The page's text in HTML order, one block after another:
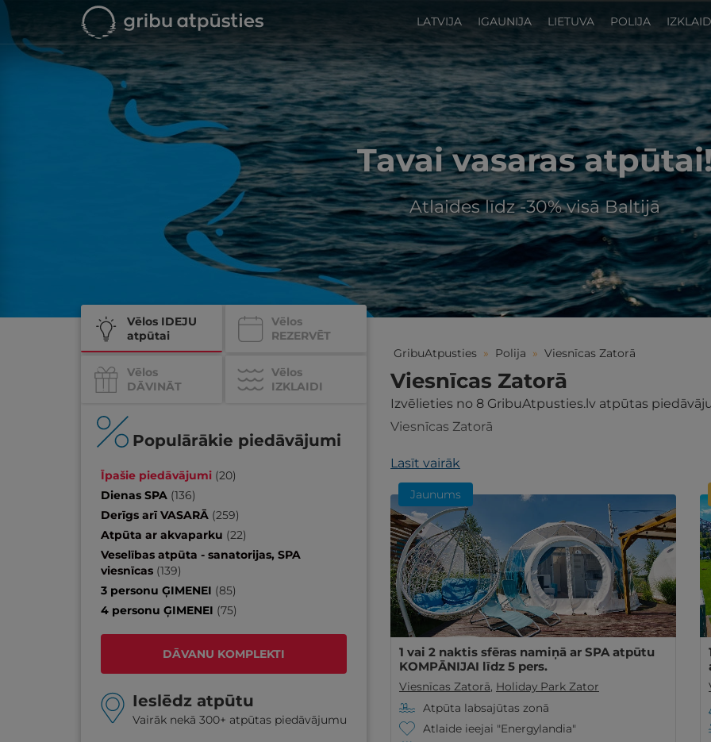
LATVIJA IGAUNIJA LIETUVA POLIJA
Tavai vasaras
Atlaides līdz -30% visā Baltijā
GribuAtpusties » Polija » Viesnīcas Zatorā
Vēlos IDEJU
atpūtai
Vēlos
REZERVĒT
Vēlos
DĀVINĀT
Vēlos
IZKLAIDI
Populārākie piedāvājumi
Īpašie piedāvājumi (20)
Dienas SPA (136)
Derīgs arī VASARĀ (259)
Atpūta ar akvaparku (22)
Veselības atpūta - sanatorijas, SPA
viesnīcas (139)
3 personu ĢIMENEI (85)
4 personu ĢIMENEI (75)
DĀVANU KOMPLEKTI
Ieslēdz atpūtu
Vairāk nekā 300+ atpūtas piedāvājumu
Viesnīcas Zatorā
Izvēlieties no 8 GribuAtpusties.lv atpūtas
Viesnīcas Zatorā
Lasīt vairāk
Jaunums
1 vai 2 naktis sfēras namiņā ar SPA atpūtu
KOMPĀNIJAI līdz 5 pers.
Viesnīcas Zatorā, Holiday Park Zator
Atpūta labsajūtas zonā
Atlaide ieejai "Energylandia"